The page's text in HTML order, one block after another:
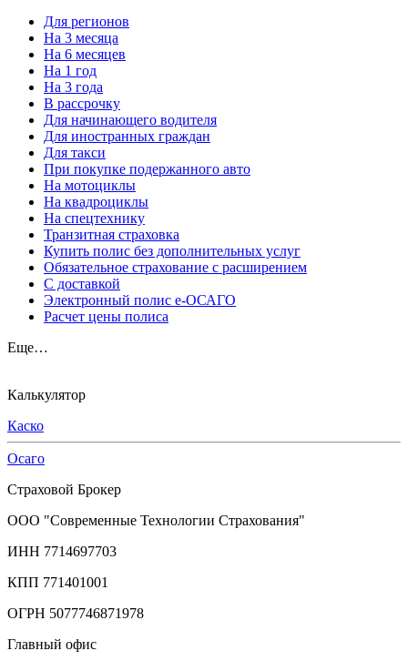
Для регионов
На 3 месяца
На 6 месяцев
На 1 год
На 3 года
В рассрочку
Для начинающего водителя
Для иностранных граждан
Для такси
При покупке подержанного авто
На мотоциклы
На квадроциклы
На спецтехнику
Транзитная страховка
Купить полис без дополнительных услуг
Обязательное страхование с расширением
С доставкой
Электронный полис е-ОСАГО
Расчет цены полиса
Еще…
Калькулятор
Каско
Осаго
Страховой Брокер
ООО "Современные Технологии Страхования"
ИНН 7714697703
КПП 771401001
ОГРН 5077746871978
Главный офис